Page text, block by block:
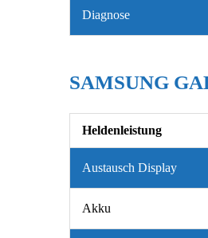
Diagnose
SAMSUNG
Heldenleistung
Austausch Display
Akku